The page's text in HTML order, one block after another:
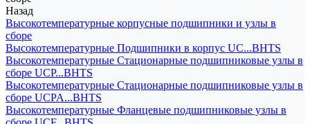
Назад
Высокотемпературные корпусные подшипники и узлы в
сборе
Высокотемпературные Подшипники в корпус UC...BHTS
Высокотемпературные Стационарные подшипниковые узлы в
сборе UCP...BHTS
Высокотемпературные Стационарные подшипниковые узлы в
сборе UCPA...BHTS
Высокотемпературные Фланцевые подшипниковые узлы в